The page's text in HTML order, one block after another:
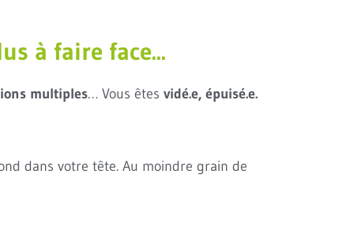
à faire face...
multiples… Vous êtes vidé.e, épuisé.e.
dans votre tête. Au moindre grain de